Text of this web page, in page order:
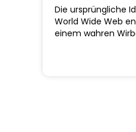
Die ursprüngliche
World Wide Web
einem wahren